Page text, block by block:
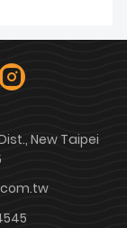
New Taipei